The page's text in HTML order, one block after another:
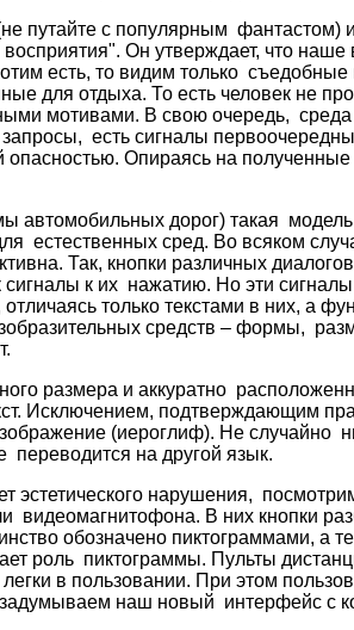
путайте с популярным фантастом)
Он утверждает, что
есть, то видим только съедобные
для отдыха. То есть человек не
мотивами. В свою очередь, среда
есть сигналы
Опираясь на полученные
автомобильных дорог) такая
естественных сред. Во всяком
Так, кнопки различных
к их нажатию. Но эти
только текстами в них, а
средств – формы,
размера и аккуратно
Исключением, подтверждающим
(иероглиф). Не случайно
переводится на другой язык.
эстетического нарушения,
видеомагнитофона. В них кнопки
обозначено пиктограммами, а
роль пиктограммы. Пульты
в пользовании. При этом
наш новый интерфейс с